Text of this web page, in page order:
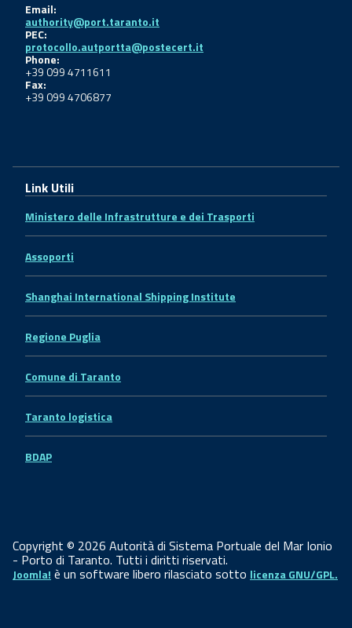
Email:
authority@port.taranto.it
PEC:
protocollo.autportta@postecert.it
Phone:
+39 099 4711611
Fax:
+39 099 4706877
Link Utili
Ministero delle Infrastrutture e dei Trasporti
Assoporti
Shanghai International Shipping Institute
Regione Puglia
Comune di Taranto
Taranto logistica
BDAP
Copyright © 2026 Autorità di Sistema Portuale del Mar Ionio
- Porto di Taranto. Tutti i diritti riservati.
Joomla! è un software libero rilasciato sotto licenza GNU/GPL.